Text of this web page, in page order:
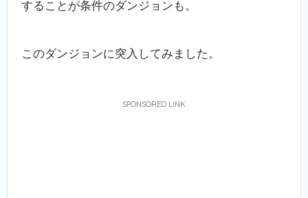
することが条件のダンジョンも。
このダンジョンに突入してみました。
SPONSORED LINK